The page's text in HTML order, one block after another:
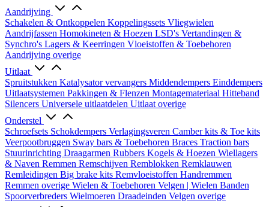
Aandrijving
Schakelen & Ontkoppelen Koppelingssets Vliegwielen
Aandrijfassen Homokineten & Hoezen LSD's Vertandingen &
Synchro's Lagers & Keerringen Vloeistoffen & Toebehoren
Aandrijving overige
Uitlaat
Spruitstukken Katalysator vervangers Middendempers Einddempers
Uitlaatsystemen Pakkingen & Flenzen Montagemateriaal Hitteband
Silencers Universele uitlaatdelen Uitlaat overige
Onderstel
Schroefsets Schokdempers Verlagingsveren Camber kits & Toe kits
Veerpootbruggen Sway bars & Toebehoren Braces Traction bars
Stuurinrichting Draagarmen Rubbers Kogels & Hoezen Wiellagers
& Naven Remmen Remschijven Remblokken Remklauwen
Remleidingen Big brake kits Remvloeistoffen Handremmen
Remmen overige Wielen & Toebehoren Velgen | Wielen Banden
Spoorverbreders Wielmoeren Draadeinden Velgen overige